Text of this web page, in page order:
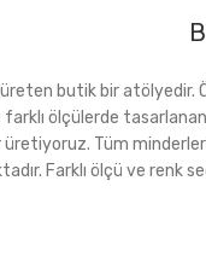
butik bir atölyedir.
ölçülerde
üretiyoruz. Tüm
Farklı ölçü ve renk